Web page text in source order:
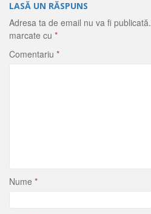
LASĂ UN RĂSPUNS
Adresa ta de email nu va fi publicată.
marcate cu *
Comentariu *
Nume *